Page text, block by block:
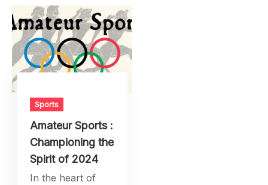
Sports
Amateur Sports :
Championing the
Spirit of 2024
In the heart of